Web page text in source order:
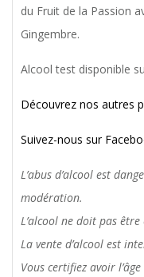
du Fruit de la Passion
Gingembre.
Alcool test disponible
Découvrez nos autres
Suivez-nous sur
L’abus d’alcool est
modération.
L’alcool ne doit pas
La vente d’alcool est
Vous certifiez avoir